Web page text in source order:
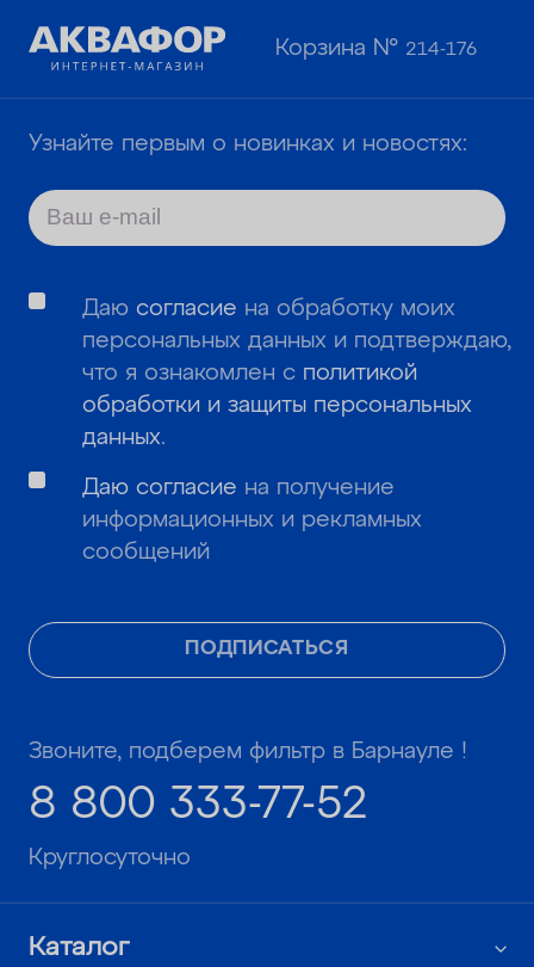
Корзина № 214-176
Узнайте первым о новинках и новостях:
ПОДПИСАТЬСЯ
Даю согласие на обработку моих
персональных данных и подтверждаю,
что я ознакомлен с политикой
обработки и защиты персональных
данных.
Даю согласие на получение
информационных и рекламных
сообщений
Звоните, подберем фильтр в Барнауле !
8 800 333-77-52
Круглосуточно
Каталог